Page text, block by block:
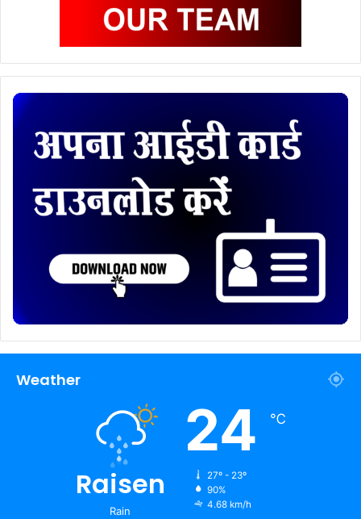
Weather
Raisen
Rain
24 ℃
27º - 23º
90%
4.68 km/h